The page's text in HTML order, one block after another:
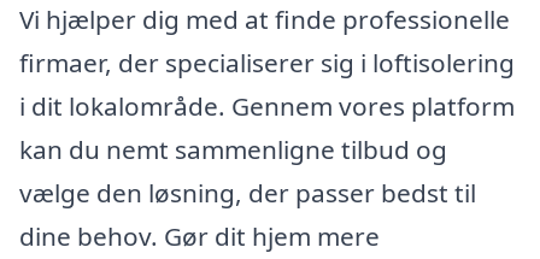
Vi hjælper dig med at finde professionelle
firmaer, der specialiserer sig i loftisolering
i dit lokalområde. Gennem vores platform
kan du nemt sammenligne tilbud og
vælge den løsning, der passer bedst til
dine behov. Gør dit hjem mere